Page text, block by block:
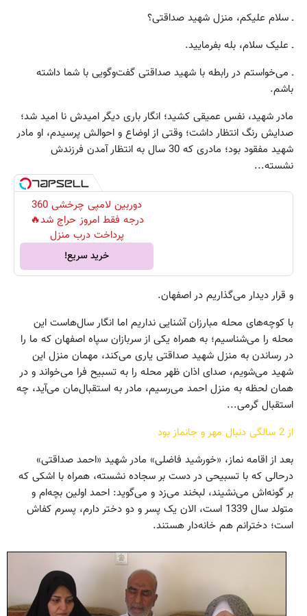
ـ سلام علیکم، منزل شهید صداقتی؟
ـ علیک سلام، بله بفرمایید.
ـ می‌خواستم در رابطه با شهید صداقتی گفت‌وگویی با شما داشته
باشم.
مادر شهید، نفس عمیقی کشید؛ انگار باری دیگر امیدش نا امید شد؛
صدایش رنگ انتظار داشت؛ وقتی از اوضاع و احوالش پرسیدم، او مادر
شهید مفقود بود؛ مادری که 30 سال به انتظار آمدن فرزندش
نشسته...
دوربین لامپی چرخشی 360
درجه فقط امروز حراج شد🔥
پرداخت درب منزل
خرید سریع!
و قرار دیدار می‌گذاریم در اصفهان.
با کوچه‌های محله مبارزان آشنایی نداریم اما انگار سال‌هاست این
محله را می‌شناسیم؛ به همراه یکی از سربازان سپاه اصفهان که ما را
در رساندن به منزل شهید صداقتی یاری می‌کند، مهمان منزل این
شهید می‌شویم، صدای اذان ظهر محله را به تسبیح فرا می‌خواند و در
همان لحظه به منزل احمد می‌رسیم، مادر به استقبال‌مان می‌آید، چه
استقبال گرمی...
از 2 سالگی دنبال مهر و جانماز بود
بعد از اقامه نماز، «خورشید فاضلی» مادر شهید «احمد صداقتی»
درحالی که با تسبیحی در دست بر سجاده نشسته، همراه با اشکی که
بر گونه‌اش می‌نشیند، لبخند می‌زد و می‌گوید: احمد اولین بچه‌ام و
متولد سال 1339 است، الان یک پسر و دو دختر دارم، پسرم کفاش
است؛ دخترانم هم خانه‌دار هستند.